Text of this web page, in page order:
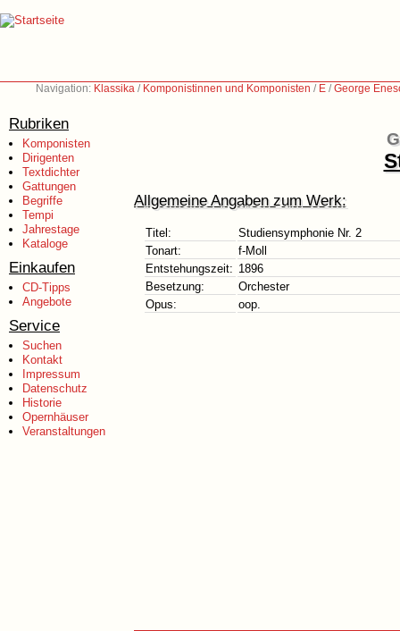
Navigation: Klassika / Komponistinnen und Komponisten / E /George
Rubriken
Komponisten
Dirigenten
Textdichter
Gattungen
Begriffe
Tempi
Jahrestage
Kataloge
Einkaufen
CD-Tipps
Angebote
Service
Suchen
Kontakt
Impressum
Datenschutz
Historie
Opernhäuser
Veranstaltungen
Allgemeine Angaben zum Werk:
Titel:
Studiensymphonie Nr. 2
Tonart:
f-Moll
Entstehungszeit: 1896
Besetzung:
Orchester
Opus:
oop.